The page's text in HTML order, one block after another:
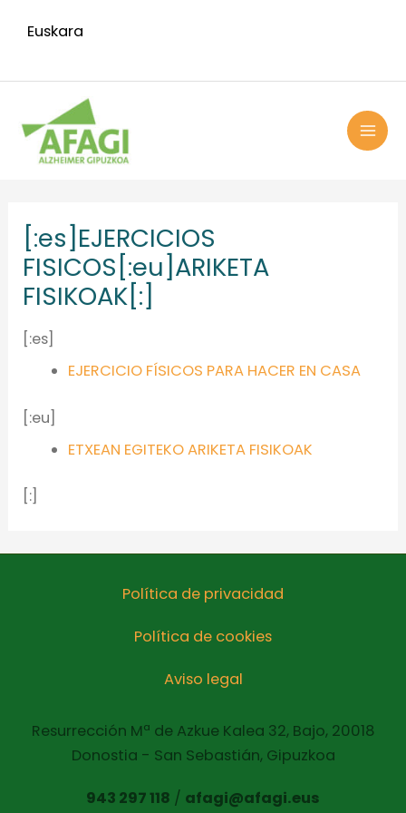
Euskara
[:es]EJERCICIOS
FISICOS[:eu]ARIKETA
FISIKOAK[:]
[:es]
EJERCICIO FÍSICOS PARA HACER EN CASA
[:eu]
ETXEAN EGITEKO ARIKETA FISIKOAK
[:]
Política de privacidad
Política de cookies
Aviso legal
Resurrección Mª de Azkue Kalea 32, Bajo, 20018
Donostia - San Sebastián, Gipuzkoa
943 297 118 / afagi@afagi.eus